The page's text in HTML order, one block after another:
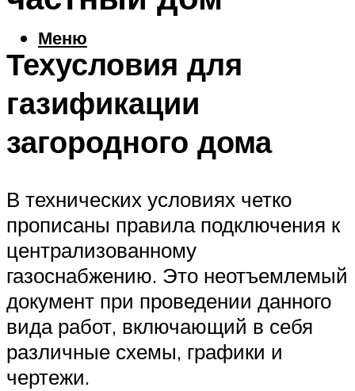
Меню
Техусловия для
газификации
загородного дома
В технических условиях четко
прописаны правила подключения к
централизованному
газоснабжению. Это неотъемлемый
документ при проведении данного
вида работ, включающий в себя
различные схемы, графики и
чертежи.